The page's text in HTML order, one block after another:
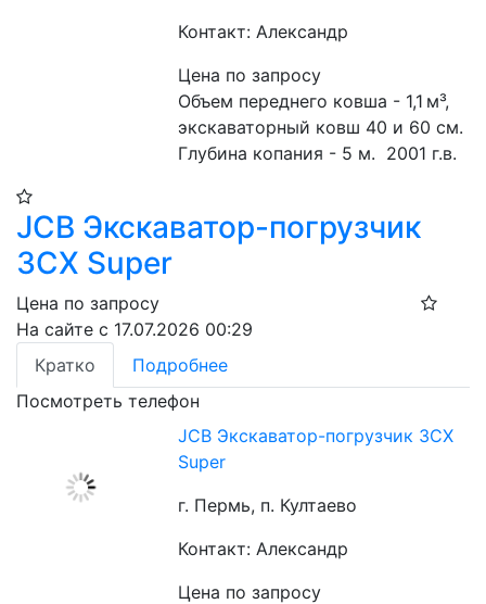
Контакт: Александр
Цена по запросу
Объем переднего ковша - 1,1 м³,
экскаваторный ковш 40 и 60 см.
Глубина копания - 5 м.  2001 г.в.
JCB Экскаватор-погрузчик
3CX Super
Цена по запросу
На сайте с 17.07.2026 00:29
Кратко
Подробнее
Посмотреть телефон
JCB Экскаватор-погрузчик 3CX
Super
г. Пермь, п. Култаево
Контакт: Александр
Цена по запросу